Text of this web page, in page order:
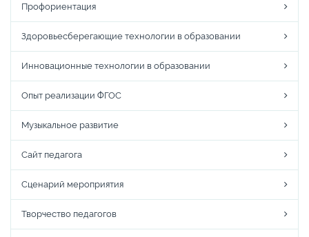
Профориентация
Здоровьесберегающие технологии в образовании
Инновационные технологии в образовании
Опыт реализации ФГОС
Музыкальное развитие
Сайт педагога
Сценарий мероприятия
Творчество педагогов